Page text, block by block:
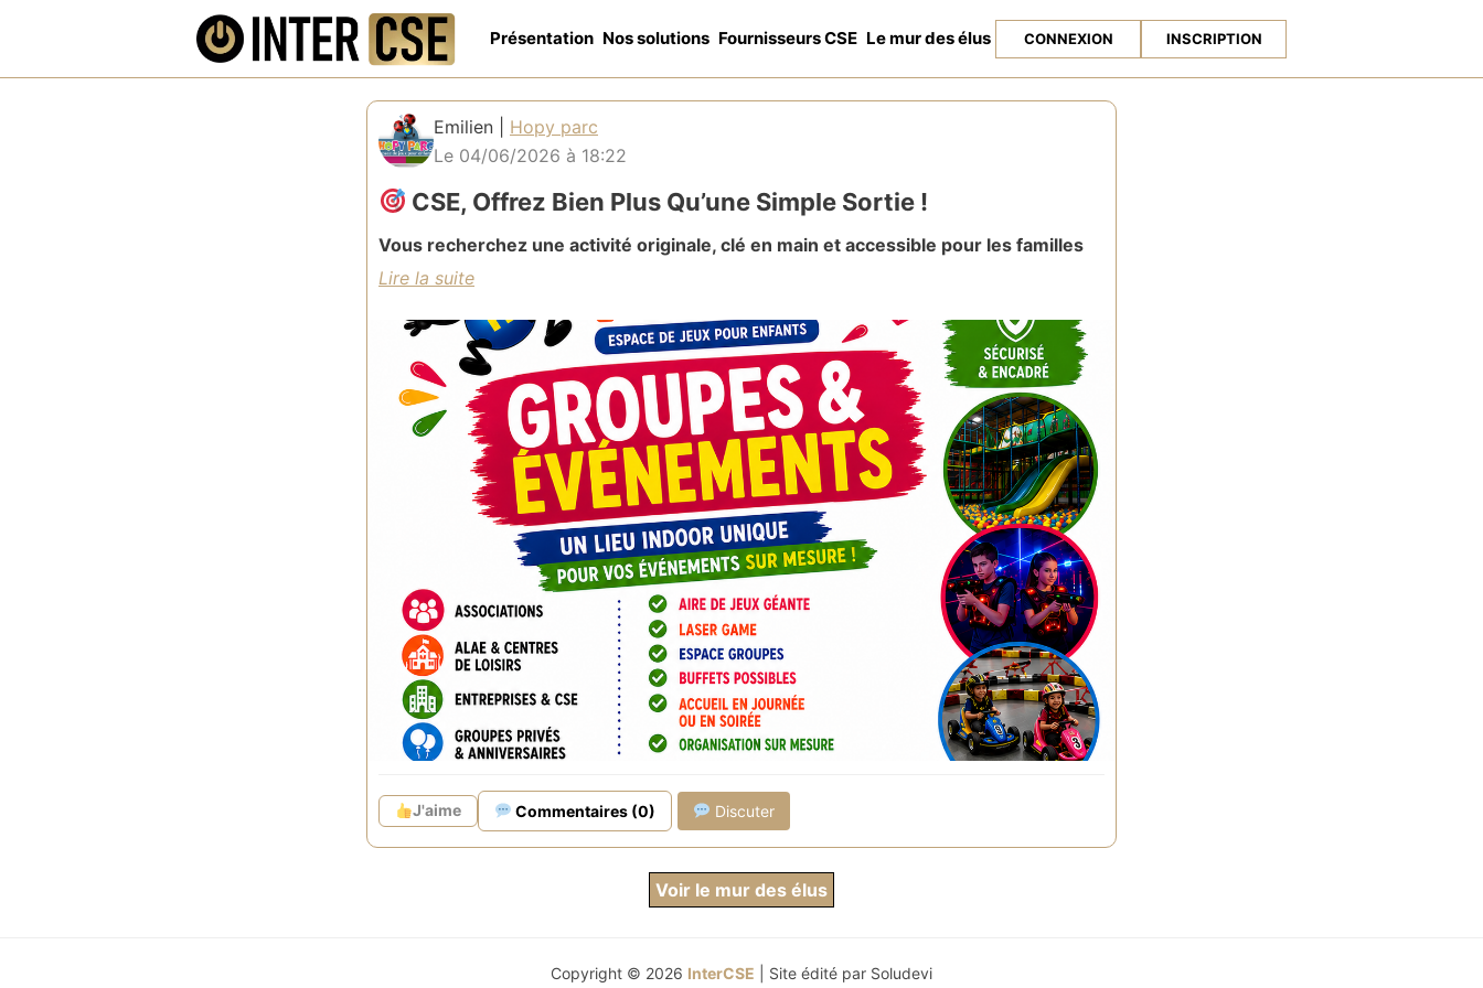
Présentation Nos solutions Fournisseurs CSE Le mur des élus CONNEXION INSCRIPTION
Emilien | Hopy parc
Le 04/06/2026 à 18:22
CSE, Offrez Bien Plus Qu’une Simple Sortie !
Vous recherchez une activité originale, clé en main et accessible pour les familles
de vos salariés ?
Hopy Parc Beauzelle , c’est plus de1000 m² de jeux indoorpour les enfants, dans
un espace sécurisé, climatisé et adapté à tous les âges.
Tarifs préférentiels CSE
Entrées individuelles ou billetterie
Arbres de Noël clés en main
Journées familles & événements CSE
Anniversaires et privatisations
Laser Game & Mini Karting
Snack sur place
Une sortie qui plaît autant aux enfants qu'aux parents !
Faites plaisir à vos collaborateurs tout en maîtrisant votre budget.
Devis personnalisé sous 24h :contact@hopyparc.fr
Beauzelle – Toulouse Nord
05 61 63 65 14
J'aime Commentaires (0) Discuter
Voir le mur des élus
Copyright © 2026 InterCSE | Site édité par Soludevi